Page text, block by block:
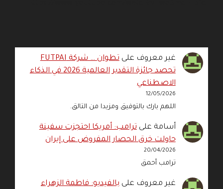
غير معروف على
تطوان … شركة FUTPAI
تحصد جائزة التقدير العالمية 2026 في الذكاء
الاصطناعي
12/05/2026
اللهم بارك بالتوفيق ومزيدا من التالق.
أسامة علىترامب: أمريكا احتجزت سفينة
حاولت خرق الحصار المفروض على إيران
20/04/2026
ترامب أحمق
غير معروف علىبالفيديو: فاطمة الزهراء